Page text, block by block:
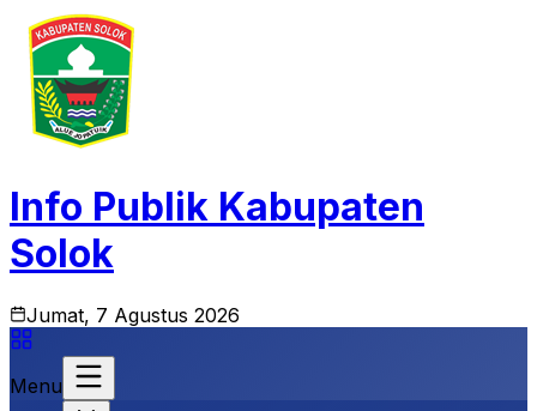
Info Publik Kabupaten
Solok
Jumat, 7 Agustus 2026
Menu